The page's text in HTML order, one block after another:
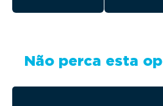
Não perca esta